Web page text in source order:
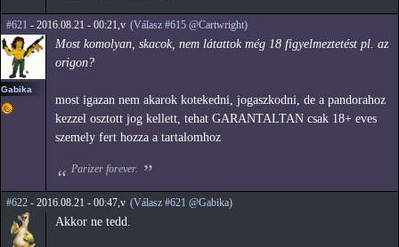
#621 - 2016.08.21 - 00:21,v (Válasz #615 @Cartwright)
Gabika
Most komolyan, skacok, nem látattok még 18 figyelmeztetést pl. az
origon?
most igazan nem akarok kotekedni, jogaszkodni, de a pandorahoz
kezzel osztott jog kellett, tehat GARANTALTAN csak 18+ eves
szemely fert hozza a tartalomhoz
Parizer forever.
#622 - 2016.08.21 - 00:47,v (Válasz #621 @Gabika)
Akkor ne tedd.